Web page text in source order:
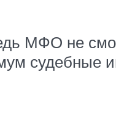
МФО не
судебные